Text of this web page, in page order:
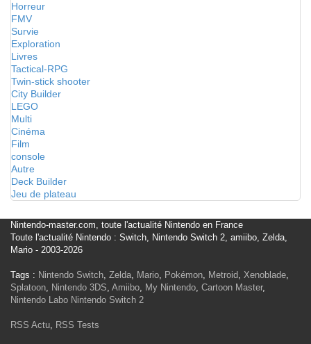
Horreur
FMV
Survie
Exploration
Livres
Tactical-RPG
Twin-stick shooter
City Builder
LEGO
Multi
Cinéma
Film
console
Autre
Deck Builder
Jeu de plateau
Nintendo-master.com, toute l'actualité Nintendo en France
Toute l'actualité Nintendo : Switch, Nintendo Switch 2, amiibo, Zelda,
Mario - 2003-2026
Tags : Nintendo Switch, Zelda, Mario, Pokémon, Metroid, Xenoblade,
Splatoon, Nintendo 3DS, Amiibo, My Nintendo, Cartoon Master,
Nintendo Labo Nintendo Switch 2
RSS Actu, RSS Tests